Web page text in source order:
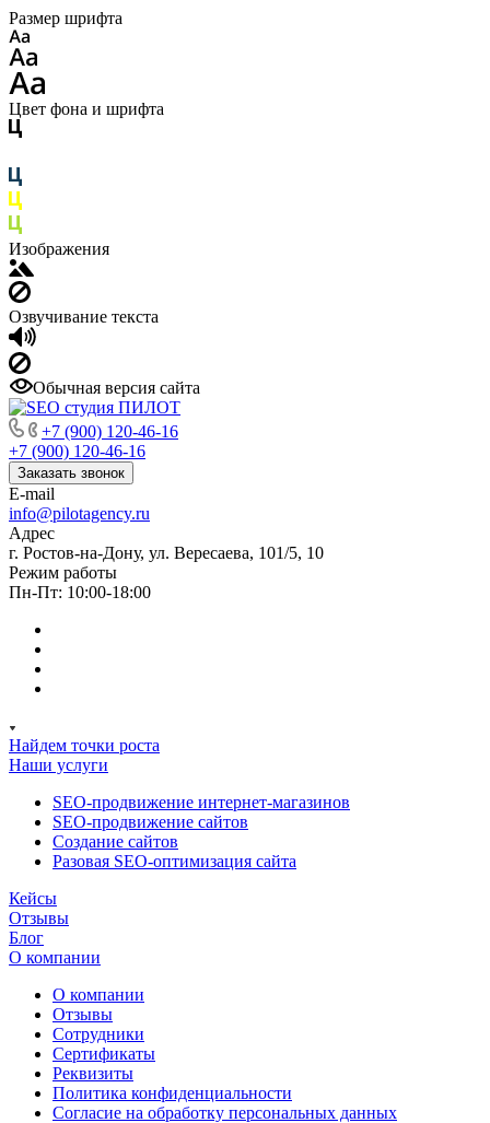
Размер шрифта
Цвет фона и шрифта
Изображения
Озвучивание текста
Обычная версия сайта
+7 (900) 120-46-16
+7 (900) 120-46-16
Заказать звонок
E-mail
info@pilotagency.ru
Адрес
г. Ростов-на-Дону, ул. Вересаева, 101/5, 10
Режим работы
Пн-Пт: 10:00-18:00
Найдем точки роста
Наши услуги
SEO-продвижение интернет-магазинов
SEO-продвижение сайтов
Создание сайтов
Разовая SEO-оптимизация сайта
Кейсы
Отзывы
Блог
О компании
О компании
Отзывы
Сотрудники
Сертификаты
Реквизиты
Политика конфиденциальности
Согласие на обработку персональных данных